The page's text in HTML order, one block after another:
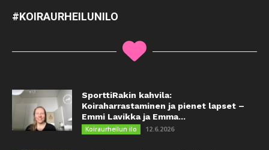
#KOIRAURHEILUNILO
SporttiRakin kahvila:
Koiraharrastaminen ja pienet lapset –
Emmi Lavikka ja Emma...
Koiraurheilun ilo 12.6.2026